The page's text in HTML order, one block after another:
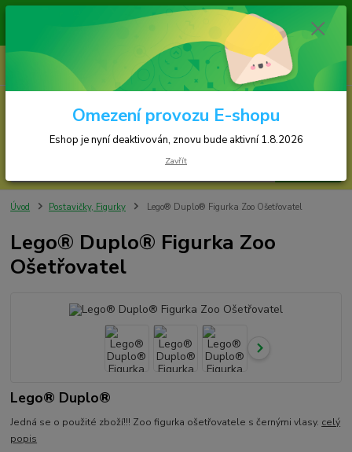
Zásilky jsou odesílány v pondělí, středu a ve
Eshop je nyní deaktivován, znovu bude
za 0,00 Kč
Úvod Postavičky, Figurky Lego® Duplo® Figurka Zoo Ošetřovatel
Lego® Duplo® Figurka Zoo
Ošetřovatel
Lego® Duplo®
Jedná se o použité zboží!!! Zoo figurka ošetřovatele s černými vlasy. celý
popis
Omezení provozu E-shopu
Eshop je nyní deaktivován, znovu bude aktivní 1.8.2026
Zavřít